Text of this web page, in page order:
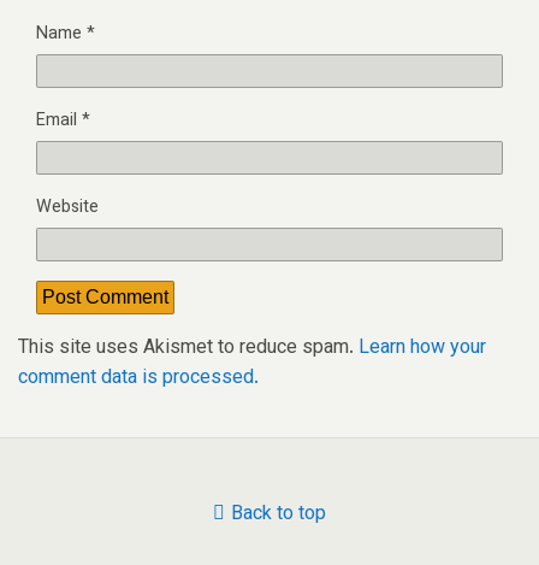
Name *
Email *
Website
This site uses Akismet to reduce spam. Learn how your
comment data is processed.
Back to top